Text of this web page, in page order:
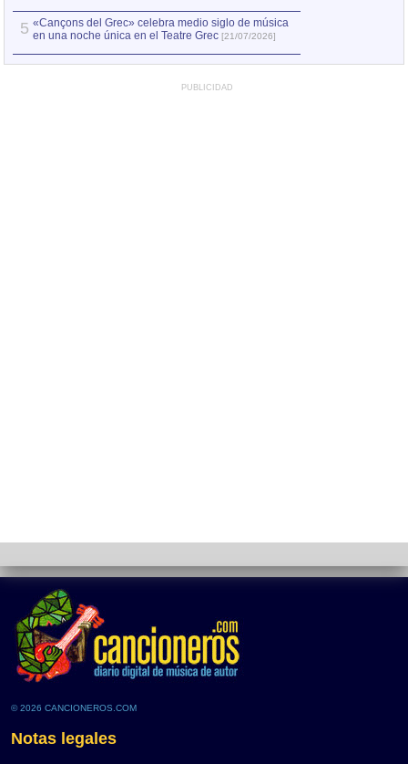
5 «Cançons del Grec» celebra medio siglo de música
en una noche única en el Teatre Grec [21/07/2026]
PUBLICIDAD
© 2026 CANCIONEROS.COM
Notas legales